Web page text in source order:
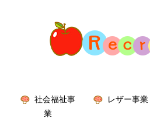
社会福祉事
業
レザー事業